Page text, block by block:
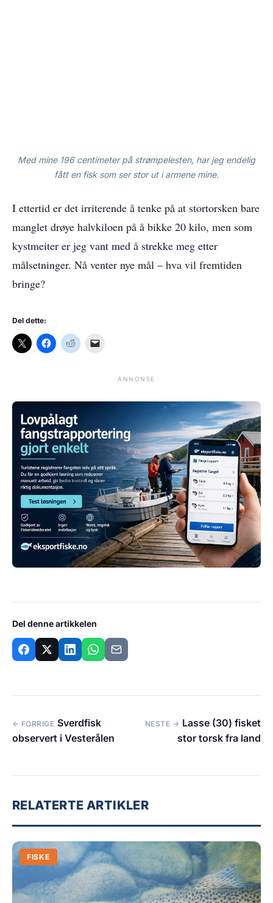
Med mine 196 centimeter på strømpelesten, har jeg endelig
fått en fisk som ser stor ut i armene mine.
I ettertid er det irriterende å tenke på at stortorsken bare
manglet drøye halvkiloen på å bikke 20 kilo, men som
kystmeiter er jeg vant med å strekke meg etter
målsetninger. Nå venter nye mål – hva vil fremtiden
bringe?
Del dette:
ANNONSE
Del denne artikkelen
← FORRIGE Sverdfisk
observert i Vesterålen
NESTE → Lasse (30) fisket
stor torsk fra land
RELATERTE ARTIKLER
FISKE